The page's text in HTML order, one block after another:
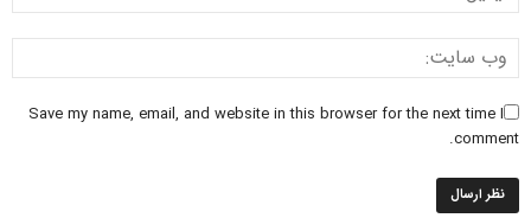
Save my name, email, and website in this browser for the next time I
comment.